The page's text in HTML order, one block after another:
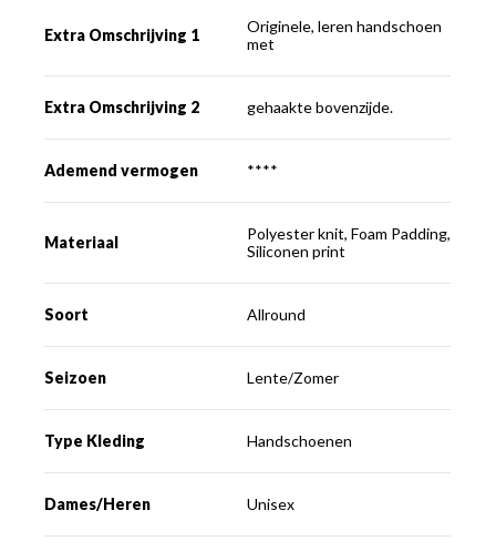
Extra Omschrijving 1
Originele, leren handschoen
met
Extra Omschrijving 2 gehaakte bovenzijde.
Ademend vermogen ****
Materiaal
Polyester knit, Foam Padding,
Siliconen print
Soort Allround
Seizoen Lente/Zomer
Type Kleding Handschoenen
Dames/Heren Unisex